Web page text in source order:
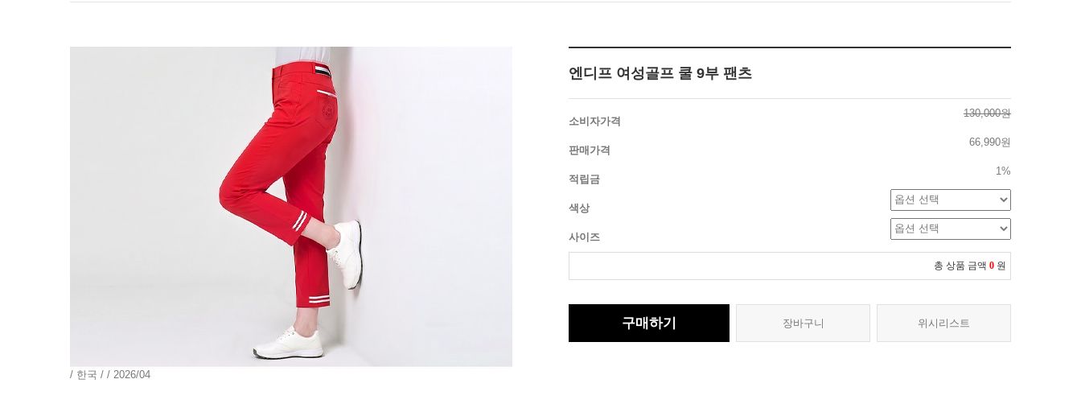
엔디프 여성골프 쿨 9부 팬츠
소비자가격
130,000원
판매가격
66,990원
적립금
1%
색상
사이즈
총 상품 금액 0 원
구매하기 장바구니 위시리스트
/ 한국 / / 2026/04